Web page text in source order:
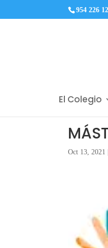
954 226
El Colegio
Oct 13, 2021